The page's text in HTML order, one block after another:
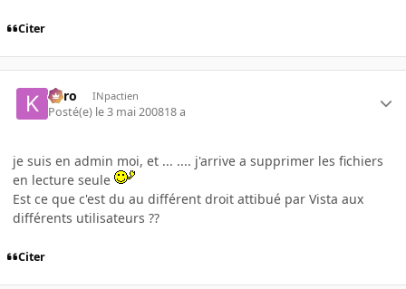
Citer
kyro INpactien
Posté(e) le 3 mai 200818 a
je suis en admin moi, et ... .... j'arrive a supprimer les fichiers
en lecture seule
Est ce que c'est du au différent droit attibué par Vista aux
différents utilisateurs ??
Citer